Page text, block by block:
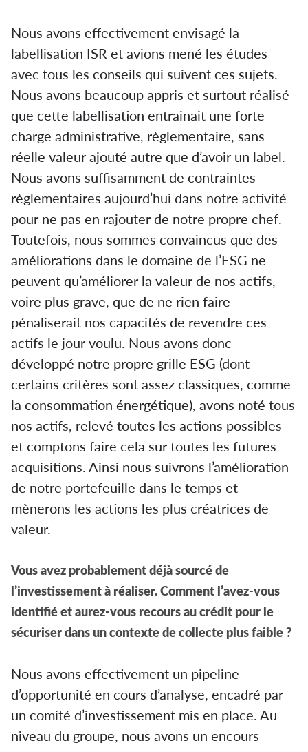
Nous avons effectivement envisagé la
labellisation ISR et avions mené les études
avec tous les conseils qui suivent ces sujets.
Nous avons beaucoup appris et surtout réalisé
que cette labellisation entrainait une forte
charge administrative, règlementaire, sans
réelle valeur ajouté autre que d’avoir un label.
Nous avons suffisamment de contraintes
règlementaires aujourd’hui dans notre activité
pour ne pas en rajouter de notre propre chef.
Toutefois, nous sommes convaincus que des
améliorations dans le domaine de l’ESG ne
peuvent qu’améliorer la valeur de nos actifs,
voire plus grave, que de ne rien faire
pénaliserait nos capacités de revendre ces
actifs le jour voulu. Nous avons donc
développé notre propre grille ESG (dont
certains critères sont assez classiques, comme
la consommation énergétique), avons noté tous
nos actifs, relevé toutes les actions possibles
et comptons faire cela sur toutes les futures
acquisitions. Ainsi nous suivrons l’amélioration
de notre portefeuille dans le temps et
mènerons les actions les plus créatrices de
valeur.
Vous avez probablement déjà sourcé de
l’investissement à réaliser. Comment l’avez-vous
identifié et aurez-vous recours au crédit pour le
sécuriser dans un contexte de collecte plus faible ?
Nous avons effectivement un pipeline
d’opportunité en cours d’analyse, encadré par
un comité d’investissement mis en place. Au
niveau du groupe, nous avons un encours